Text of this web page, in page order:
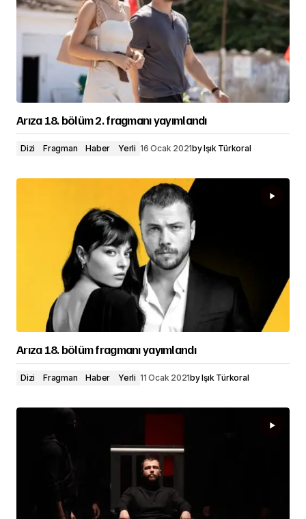
Arıza 18. bölüm 2. fragmanı yayımlandı
Dizi Fragman Haber Yerli 16 Ocak 2021byIşık Türkoral
Arıza 18. bölüm fragmanı yayımlandı
Dizi Fragman Haber Yerli 11 Ocak 2021byIşık Türkoral